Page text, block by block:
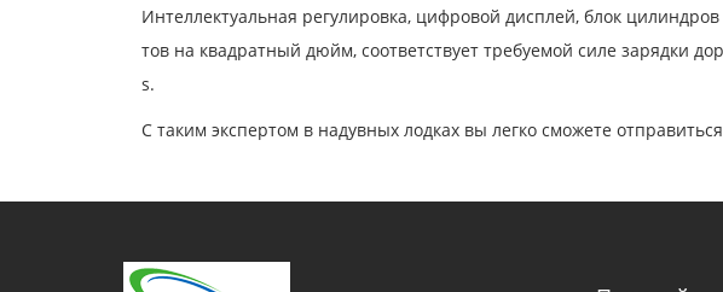
Интеллектуальная регулировка, цифровой дисплей, блок
тов на квадратный дюйм, соответствует требуемой силе зарядки
s.
С таким экспертом в надувных лодках вы легко сможете